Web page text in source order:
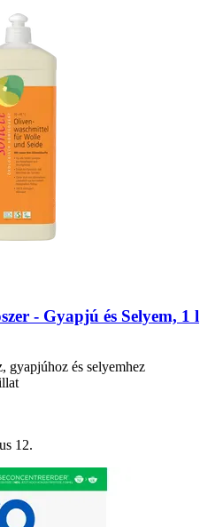
-​ Gyapjú és Selyem, 1 l
gyapjúhoz és selyemhez
12.